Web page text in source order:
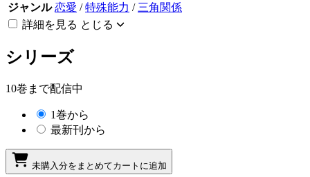
ジャンル 恋愛 /特殊能力 / 三角関係
詳細を見る とじる
シリーズ
10巻まで配信中
1巻から
最新刊から
未購入分をまとめてカートに追加